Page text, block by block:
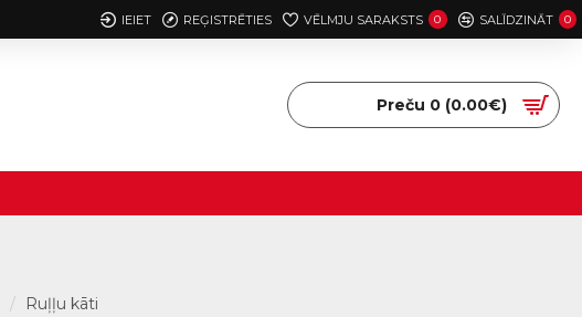
IEIET REĢISTRĒTIES VĒLMJU SARAKSTS 0 SALĪDZINĀT 0
Preču 0 (0.00€)
Ruļļu kāti